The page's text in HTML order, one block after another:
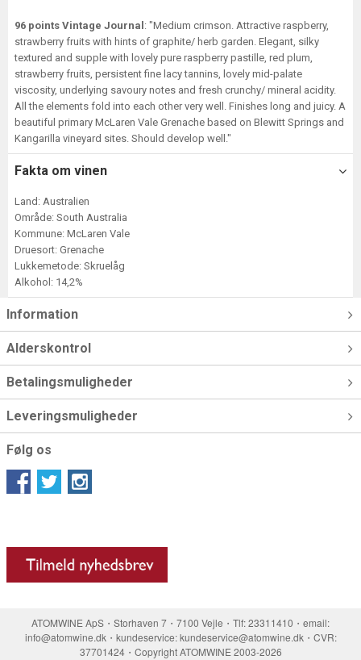
96 points Vintage Journal : "Medium crimson. Attractive raspberry,
strawberry fruits with hints of graphite/ herb garden. Elegant, silky
textured and supple with lovely pure raspberry pastille, red plum,
strawberry fruits, persistent fine lacy tannins, lovely mid-palate
viscosity, underlying savoury notes and fresh crunchy/ mineral acidity.
All the elements fold into each other very well. Finishes long and juicy. A
beautiful primary McLaren Vale Grenache based on Blewitt Springs and
Kangarilla vineyard sites. Should develop well."
Fakta om vinen
Land: Australien
Område: South Australia
Kommune: McLaren Vale
Druesort: Grenache
Lukkemetode: Skruelåg
Alkohol: 14,2%
Information
Alderskontrol
Betalingsmuligheder
Leveringsmuligheder
Følg os
ATOMWINE ApS・Storhaven 7・7100 Vejle・Tlf: 23311410・email:
info@atomwine.dk・kundeservice: kundeservice@atomwine.dk・CVR:
37701424・Copyright ATOMWINE 2003-2026